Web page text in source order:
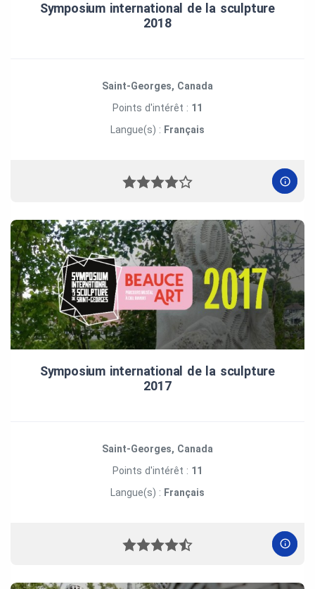
Symposium international de la sculpture
2018
Saint-Georges, Canada
Points d'intérêt : 11
Langue(s) : Français
Symposium international de la sculpture
2017
Saint-Georges, Canada
Points d'intérêt : 11
Langue(s) : Français